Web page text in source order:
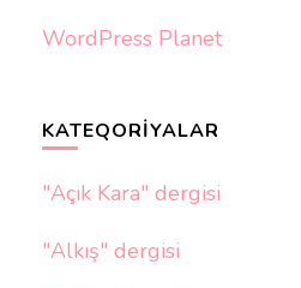
WordPress Planet
KATEQORIYALAR
"Açık Kara" dergisi
"Alkış" dergisi